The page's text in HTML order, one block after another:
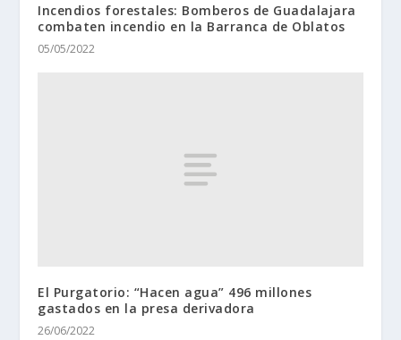
Incendios forestales: Bomberos de Guadalajara
combaten incendio en la Barranca de Oblatos
05/05/2022
El Purgatorio: “Hacen agua” 496 millones
gastados en la presa derivadora
26/06/2022